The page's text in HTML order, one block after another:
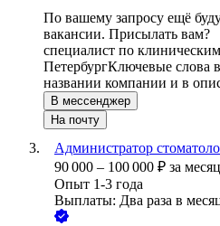
По вашему запросу ещё
вакансии. Присылать вам?
специалист по
ПетербургКлючевые слова
названии компании и в
В мессенджер
На почту
Администратор
90 000 – 100 000 ₽ за
Опыт 1-3 года
Выплаты: Два раза в